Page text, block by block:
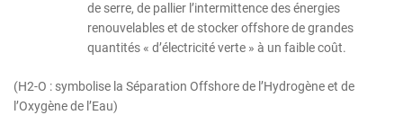
de serre, de pallier l’intermittence des énergies
renouvelables et de stocker offshore de grandes
quantités « d’électricité verte » à un faible coût.
(H2-O : symbolise la Séparation Offshore de l’Hydrogène et de
l’Oxygène de l’Eau)